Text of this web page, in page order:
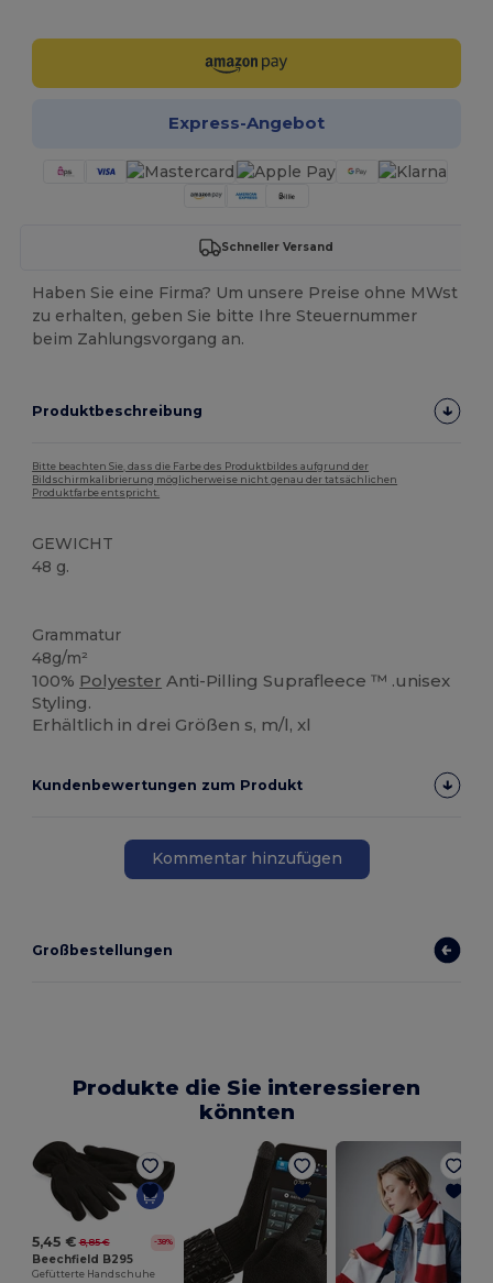
Express-Angebot
Schneller Versand
Haben Sie eine Firma? Um unsere Preise ohne MWst
zu erhalten, geben Sie bitte Ihre Steuernummer
beim Zahlungsvorgang an.
Produktbeschreibung
Bitte beachten Sie, dass die Farbe des Produktbildes aufgrund der
Bildschirmkalibrierung möglicherweise nicht genau der tatsächlichen
Produktfarbe entspricht.
GEWICHT
48 g.
Grammatur
48g/m²
100% Polyester Anti-Pilling Suprafleece ™ .unisex
Styling.
Erhältlich in drei Größen s, m/l, xl
Kundenbewertungen zum Produkt
Kommentar hinzufügen
Großbestellungen
Produkte die Sie interessieren
könnten
5,45 € 8,85 € -38%
Beechfield B295
Gefütterte Handschuhe